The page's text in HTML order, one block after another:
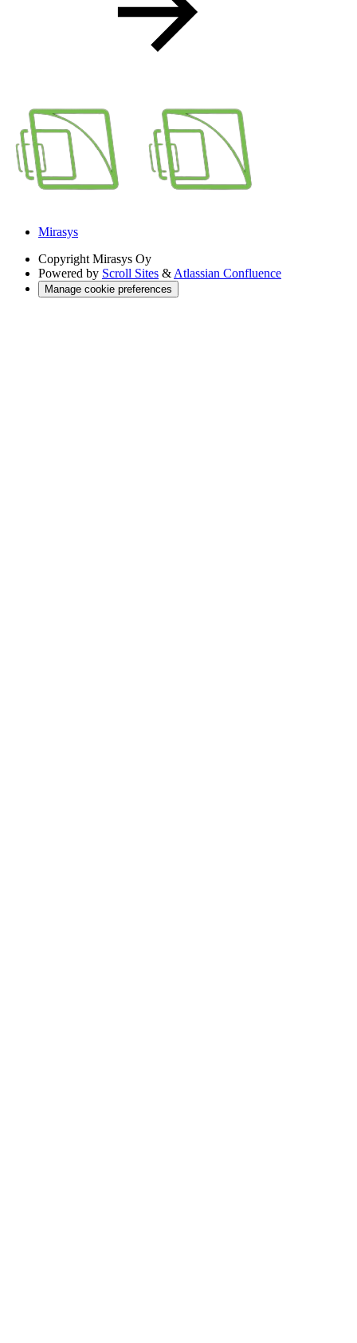
Mirasys
Copyright Mirasys Oy
Powered by Scroll Sites & Atlassian Confluence
Manage cookie preferences